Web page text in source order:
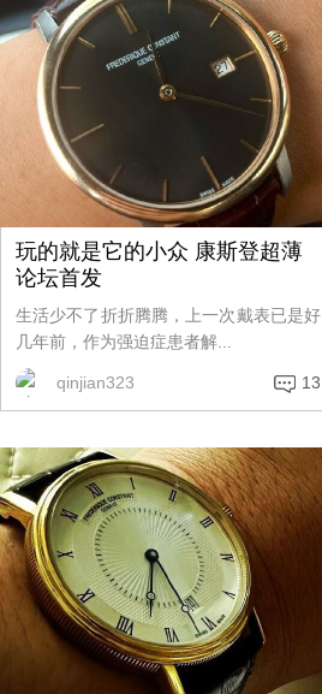
玩的就是它的小众 康斯登超薄
论坛首发
生活少不了折折腾腾，上一次戴表已是好
几年前，作为强迫症患者解...
qinjian323 13